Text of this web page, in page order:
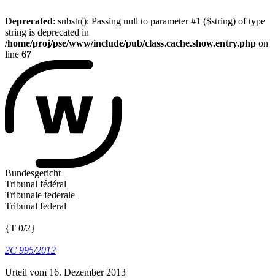
Deprecated: substr(): Passing null to parameter #1 ($string) of type
string is deprecated in
/home/proj/pse/www/include/pub/class.cache.show.entry.php on
line 67
Bundesgericht
Tribunal fédéral
Tribunale federale
Tribunal federal
{T 0/2}
2C 995/2012
Urteil vom 16. Dezember 2013